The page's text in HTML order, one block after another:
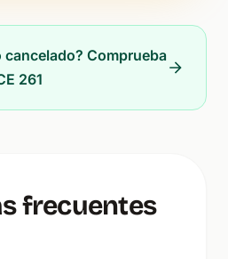
cancelado? Comprueba
261
frecuentes